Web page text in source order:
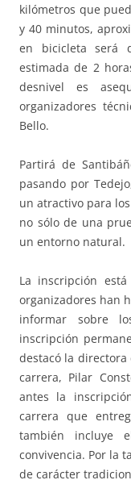
kilómetros que
y 40 minutos,
en bicicleta será
estimada de 2
desnivel es
organizadores
Bello.
Partirá de
pasando por
un atractivo para
no sólo de una
un entorno natural.
La inscripción
organizadores han
informar sobre
inscripción
destacó la directora
carrera, Pilar
antes la
carrera que
también incluye
convivencia. Por la
de carácter